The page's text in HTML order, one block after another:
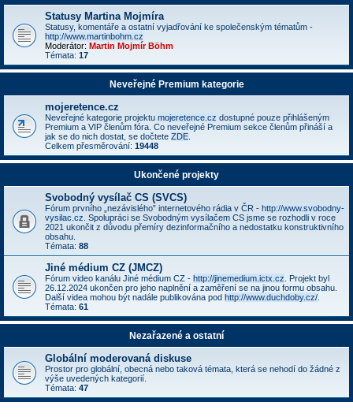
Statusy Martina Mojmíra
Statusy, komentáře a ostatní vyjadřování ke společenským tématům -
http://www.martinbohm.cz
Moderátor: Martin Mojmír Böhm
Témata: 17
Neveřejné Premium kategorie
mojeretence.cz
Neveřejné kategorie projektu mojeretence.cz dostupné pouze přihlášeným
Premium a VIP členům fóra. Co neveřejné Premium sekce členům přináší a
jak se do nich dostat, se dočtete ZDE
Celkem přesměrování: 19448
Ukončené projekty
Svobodný vysílač CS (SVCS)
Fórum prvního „nezávislého” internetového rádia v ČR - http://www.svobodny-
vysilac.cz . Spolupráci se Svobodným vysílačem CS jsme se rozhodli v roce
2021 ukončit z důvodu přemíry dezinformačního a nedostatku konstruktivního
obsahu.
Témata: 88
Jiné médium CZ (JMCZ)
Fórum video kanálu Jiné médium CZ - http://jinemedium.ictx.cz . Projekt byl
26.12.2024 ukončen pro jeho naplnění a zaměření se na jinou formu obsahu.
Další videa mohou být nadále publikována pod http://www.duchdoby.cz/
Témata: 61
Nezařazené a ostatní
Globální moderovaná diskuse
Prostor pro globální, obecná nebo taková témata, která se nehodí do žádné z
výše uvedených kategorií.
Témata: 47